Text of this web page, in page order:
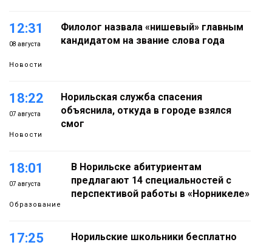
12:31
08 августа
Новости
Филолог назвала «нишевый» главным
кандидатом на звание слова года
18:22
07 августа
Новости
Норильская служба спасения
объяснила, откуда в городе взялся
смог
18:01
07 августа
Образование
В Норильске абитуриентам
предлагают 14 специальностей с
перспективой работы в «Норникеле»
17:25
Норильские школьники бесплатно